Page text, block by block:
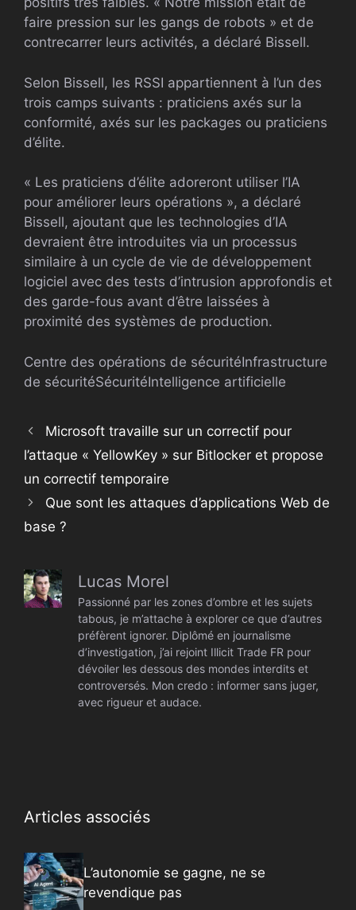
faire pression sur les gangs de robots » et de
contrecarrer leurs activités, a déclaré Bissell.
Selon Bissell, les RSSI appartiennent à l’un des
trois camps suivants : praticiens axés sur la
conformité, axés sur les packages ou praticiens
d’élite.
« Les praticiens d’élite adoreront utiliser l’IA
pour améliorer leurs opérations », a déclaré
Bissell, ajoutant que les technologies d’IA
devraient être introduites via un processus
similaire à un cycle de vie de développement
logiciel avec des tests d’intrusion approfondis et
des garde-fous avant d’être laissées à
proximité des systèmes de production.
Centre des opérations de sécuritéInfrastructure
de sécuritéSécuritéIntelligence artificielle
Microsoft travaille sur un correctif pour
l’attaque « YellowKey » sur Bitlocker et propose
un correctif temporaire
Que sont les attaques d’applications Web de
base ?
Lucas Morel
Passionné par les zones d’ombre et les sujets
tabous, je m’attache à explorer ce que d’autres
préfèrent ignorer. Diplômé en journalisme
d’investigation, j’ai rejoint Illicit Trade FR pour
dévoiler les dessous des mondes interdits et
controversés. Mon credo : informer sans juger,
avec rigueur et audace.
Articles associés
L’autonomie se gagne, ne se
revendique pas